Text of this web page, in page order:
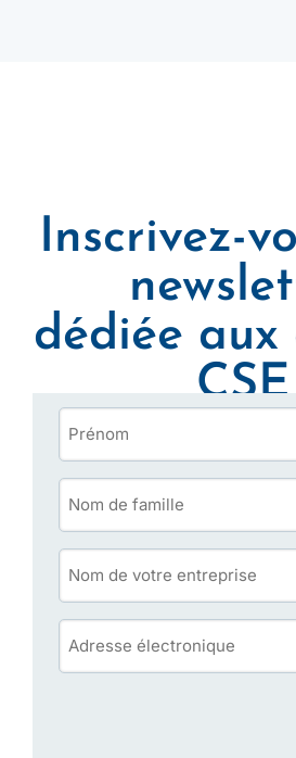
Inscrivez-
dédiée aux
CSE